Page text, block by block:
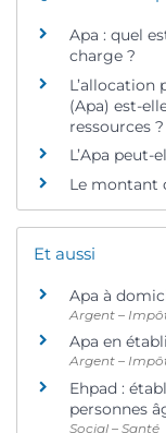
Apa : quel
charge ?
L’allocation
(Apa) est-
ressources ?
L’Apa peut-
Le montant
Et aussi
Apa à
Argent –
Apa en
Argent –
Ehpad :
personnes
Social – Santé